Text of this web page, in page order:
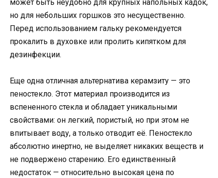
может быть неудобно для крупных напольных кадок,
но для небольших горшков это несущественно.
Перед использованием гальку рекомендуется
прокалить в духовке или пролить кипятком для
дезинфекции.
Еще одна отличная альтернатива керамзиту — это
пеностекло. Этот материал производится из
вспененного стекла и обладает уникальными
свойствами: он легкий, пористый, но при этом не
впитывает воду, а только отводит её. Пеностекло
абсолютно инертно, не выделяет никаких веществ и
не подвержено старению. Его единственный
недостаток — относительно высокая цена по